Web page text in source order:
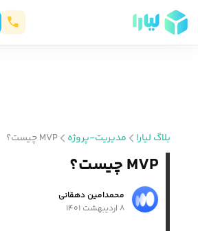
بلاگ لیارا مدیریت-پروژه MVP چیست؟
MVP چیست؟
محمد‌امین دهقانی
۸ اردیبهشت ۱۴۰۱